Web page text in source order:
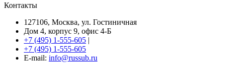
Контакты
127106, Москва, ул. Гостиничная
Дом 4, корпус 9, офис 4-Б
+7 (495) 1-555-605 |
+7 (495) 1-555-605
Е-mail: info@russub.ru